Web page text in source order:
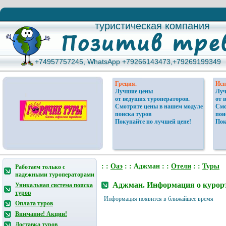
туристическая компания
туристическая компания
+74957757245, WhatsApp +79266143473,+79269199349
+74957757245, WhatsApp +79266143473,+79269199349
Греция.
Лучшие цены
от ведущих туроператоров.
Смотрите цены в нашем модуле
поиска туров
Покупайте по лучшей цене!
от
Работаем только с
надежными туроператорами
Уникальная система поиска
туров
Оплата туров
Внимание! Акции!
Доставка туров
: : Оаэ : : Аджман : : Отели : : Туры
Аджман. Информация о
Информация появится в ближайшее время